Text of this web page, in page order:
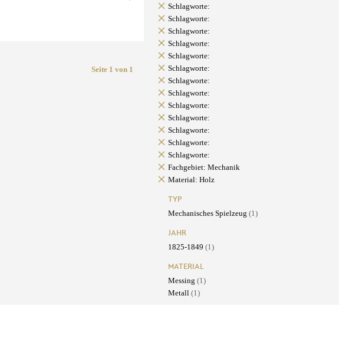
Seite 1 von 1
Schlagworte:
Schlagworte:
Schlagworte:
Schlagworte:
Schlagworte:
Schlagworte:
Schlagworte:
Schlagworte:
Schlagworte:
Schlagworte:
Schlagworte:
Schlagworte:
Schlagworte:
Fachgebiet: Mechanik
Material: Holz
TYP
Mechanisches Spielzeug (1)
JAHR
1825-1849 (1)
MATERIAL
Messing (1)
Metall (1)